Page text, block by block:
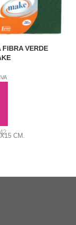
FIBRA VERDE
CM.